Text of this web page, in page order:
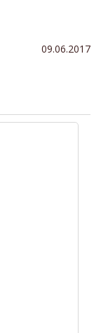
09.06.2017